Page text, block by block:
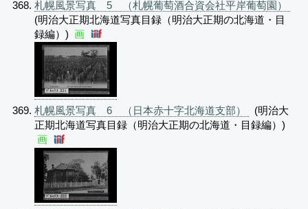
札幌風景写真 5 （札幌葡萄酒合資会社平岸葡萄園）
(明治大正期北海道写真目録（明治大正期の北海道・目
録編）) 画
札幌風景写真 6 （日本赤十字北海道支部）
(明治大
正期北海道写真目録（明治大正期の北海道・目録編）)
画